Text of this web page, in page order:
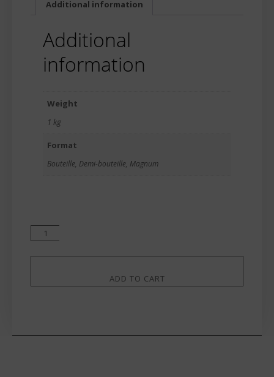
Additional information
Additional
information
Weight
1 kg
Format
Bouteille, Demi-bouteille, Magnum
ADD TO CART